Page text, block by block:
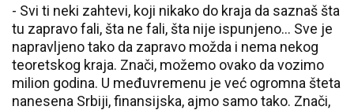
- Svi ti neki zahtevi, koji nikako do kraja da saznaš šta
tu zapravo fali, šta ne fali, šta nije ispunjeno… Sve je
napravljeno tako da zapravo možda i nema nekog
teoretskog kraja. Znači, možemo ovako da vozimo
milion godina. U međuvremenu je već ogromna šteta
nanesena Srbiji, finansijska, ajmo samo tako. Znači,